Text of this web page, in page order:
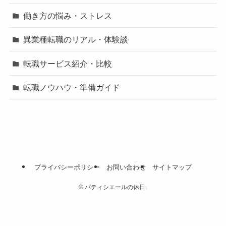
働き方の悩み・ストレス
異業種転職のリアル・体験談
転職サービス紹介・比較
転職ノウハウ・準備ガイド
プライバシーポリシー お問い合わせ サイトマップ
© パティシエールの休日.